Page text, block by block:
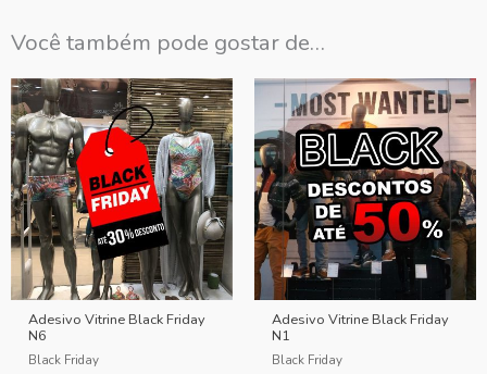
Você também pode gostar de…
Adesivo Vitrine Black Friday
N6
Black Friday
Adesivo Vitrine Black Friday
N1
Black Friday